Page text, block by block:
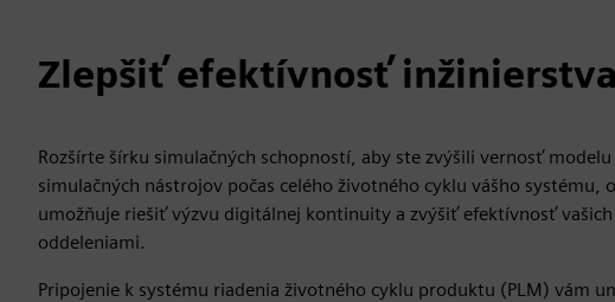
Zlepšiť efektívnosť
Rozšírte šírku simulačných schopností, aby ste zvýšili vernosť
simulačných nástrojov počas celého životného cyklu vášho systému,
umožňuje riešiť výzvu digitálnej kontinuity a zvýšiť efektívnosť
oddeleniami.
Pripojenie k systému riadenia životného cyklu produktu (PLM) vám